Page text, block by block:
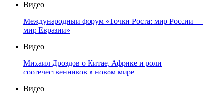
Видео
Международный форум «Точки Роста: мир России —
мир Евразии»
Видео
Михаил Дроздов о Китае, Африке и роли
соотечественников в новом мире
Видео